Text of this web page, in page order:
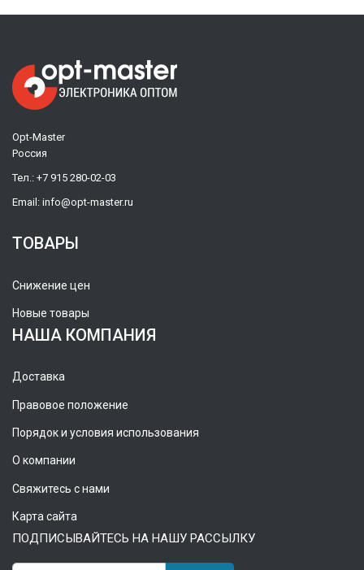
Opt-Master
Россия
Тел.: +7 915 280-02-03
Email: info@opt-master.ru
ТОВАРЫ
Снижение цен
Новые товары
НАША КОМПАНИЯ
Доставка
Правовое положение
Порядок и условия использования
О компании
Свяжитесь с нами
Карта сайта
ПОДПИСЫВАЙТЕСЬ НА НАШУ РАССЫЛКУ